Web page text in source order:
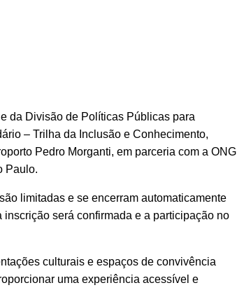
da Divisão de Políticas Públicas para
– Trilha da Inclusão e Conhecimento,
Pedro Morganti, em parceria com a ONG
Paulo.
limitadas e se encerram automaticamente
será confirmada e a participação no
culturais e espaços de convivência
uma experiência acessível e